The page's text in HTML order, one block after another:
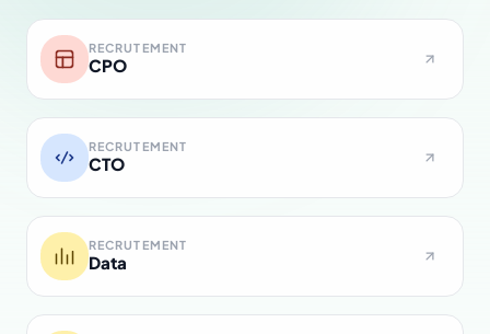
RECRUTEMENT
CPO
RECRUTEMENT
CTO
RECRUTEMENT
Data